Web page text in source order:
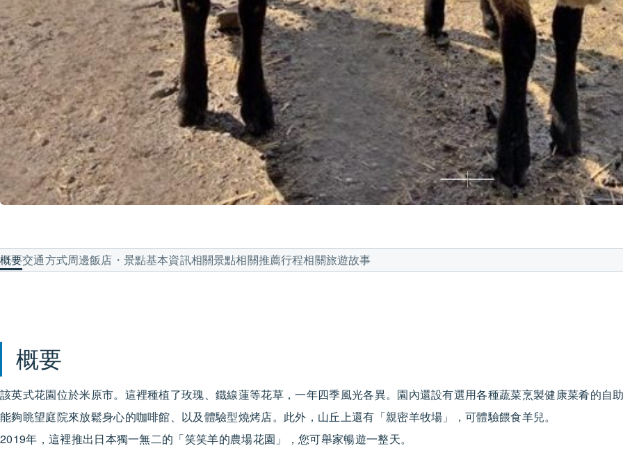
概要交通方式周邊飯店・景點基本資訊相關景點相關推薦行程相關旅遊故事
概要
該英式花園位於米原市。這裡種植了玫瑰、鐵線蓮等花草，一年四季風光各異。園內還設有選用各種蔬菜烹製健康菜肴的自
能夠眺望庭院來放鬆身心的咖啡館、以及體驗型燒烤店。此外，山丘上還有「親密羊牧場」，可體驗餵食羊兒。
2019年，這裡推出日本獨一無二的「笑笑羊的農場花園」，您可舉家暢遊一整天。